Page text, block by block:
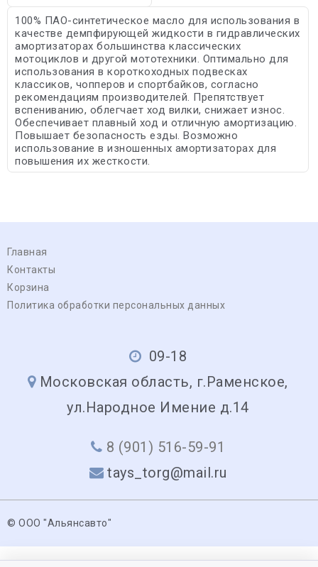
100% ПАО-синтетическое масло для использования в
качестве демпфирующей жидкости в гидравлических
амортизаторах большинства классических
мотоциклов и другой мототехники. Оптимально для
использования в короткоходных подвесках
классиков, чопперов и спортбайков, согласно
рекомендациям производителей. Препятствует
вспениванию, облегчает ход вилки, снижает износ.
Обеспечивает плавный ход и отличную амортизацию.
Повышает безопасность езды. Возможно
использование в изношенных амортизаторах для
повышения их жесткости.
Главная
Контакты
Корзина
Политика обработки персональных данных
09-18
Московская область, г.Раменское,
ул.Народное Имение д.14
8 (901) 516-59-91
tays_torg@mail.ru
© ООО "Альянсавто"